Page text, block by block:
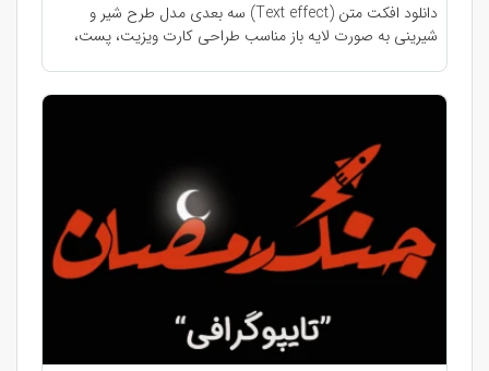
دانلود افکت متن (Text effect) سه بعدی مدل طرح شیر و
شیرینی به صورت لایه باز مناسب طراحی کارت ویزیت، پست،